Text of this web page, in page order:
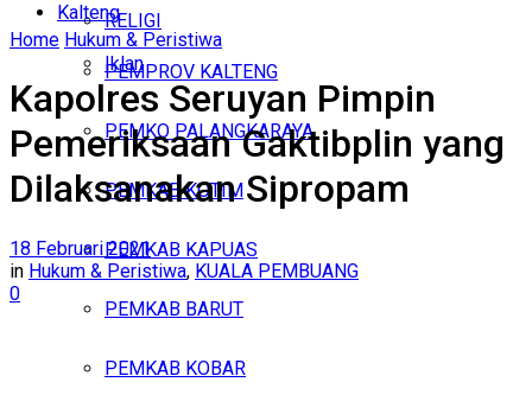
RELIGI
Iklan
Sabtu, Agustus 8, 2026
Kalteng
PEMPROV KALTENG
PEMKO PALANGKARAYA
PEMKAB KOTIM
PEMKAB KAPUAS
PEMKAB BARUT
PEMKAB KOBAR
Home Hukum & Peristiwa
Kapolres Seruyan Pimpin
Pemeriksaan Gaktibplin yang
Dilaksanakan Sipropam
18 Februari 2021
in Hukum & Peristiwa, KUALA PEMBUANG
0